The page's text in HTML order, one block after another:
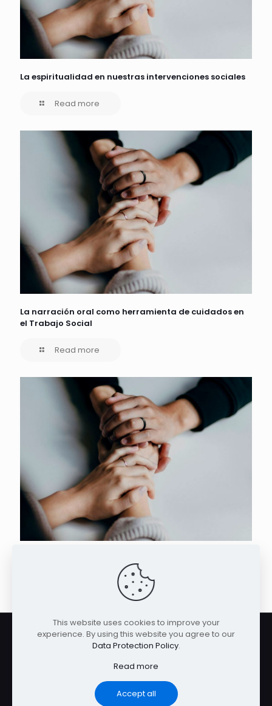
La espiritualidad en nuestras intervenciones sociales
Read more
La narración oral como herramienta de cuidados en
el Trabajo Social
Read more
Muffin group
This website uses cookies to improve your
experience. By using this website you agree to our
Data Protection Policy.
Read more
Accept all